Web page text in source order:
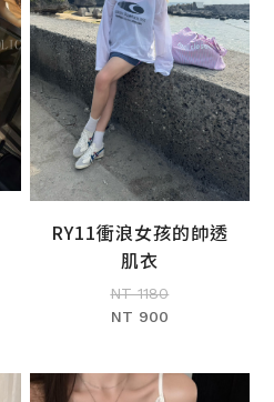
加入購物車
RY11衝浪女孩的帥透
肌衣
NT 1180
NT 900